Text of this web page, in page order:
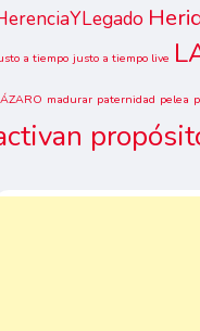
a tiempo justo a tiempo live
madurar paternidad pelea